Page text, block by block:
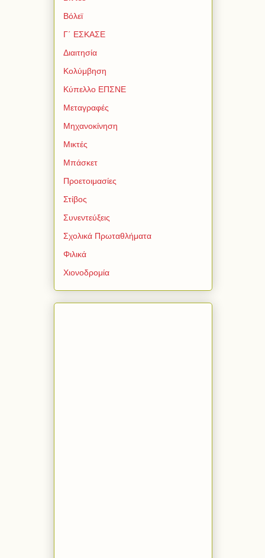
Βόλεϊ
Γ΄ ΕΣΚΑΣΕ
Διαιτησία
Κολύμβηση
Κύπελλο ΕΠΣΝΕ
Μεταγραφές
Μηχανοκίνηση
Μικτές
Μπάσκετ
Προετοιμασίες
Στίβος
Συνεντεύξεις
Σχολικά Πρωταθλήματα
Φιλικά
Χιονοδρομία